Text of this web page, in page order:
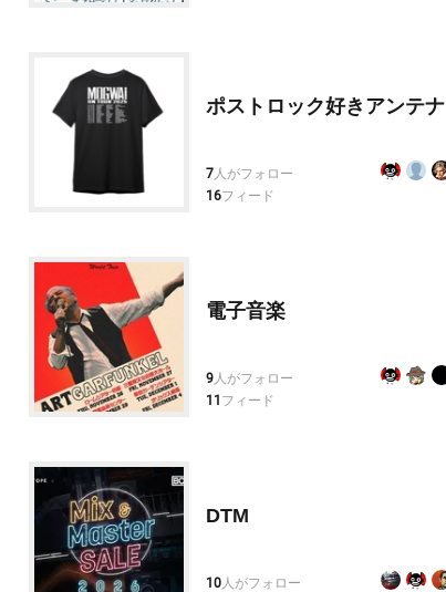
ポストロック好きアンテナ
7人がフォロー
16フィード
電子音楽
9人がフォロー
11 フィード
DTM
10人がフォロー